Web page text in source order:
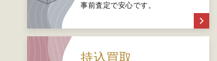
事前査定で安心です。
持込買取